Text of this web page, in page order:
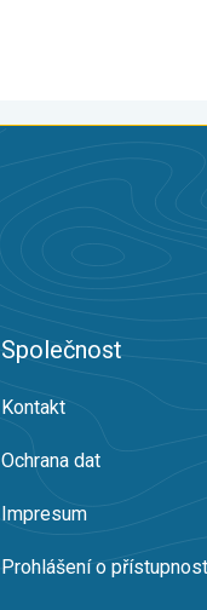
Společnost
Kontakt
Ochrana dat
Impresum
Prohlášení o